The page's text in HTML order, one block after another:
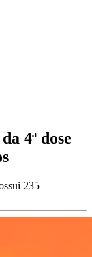
4ª dose
235